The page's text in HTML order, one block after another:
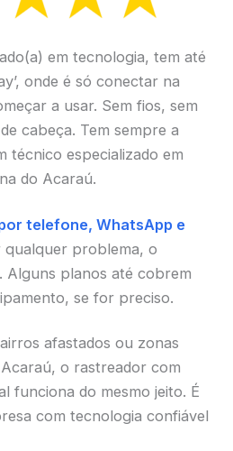
em tecnologia, tem até
onde é só conectar na
a usar. Sem fios, sem
cabeça. Tem sempre a
técnico especializado em
do Acaraú.
telefone, WhatsApp e
qualquer problema, o
Alguns planos até cobrem
se for preciso.
afastados ou zonas
o rastreador com
funciona do mesmo jeito. É
com tecnologia confiável